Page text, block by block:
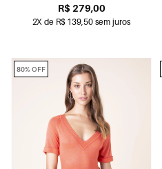
R$ 279,00
2X de R$ 139,50 sem juros
80% OFF